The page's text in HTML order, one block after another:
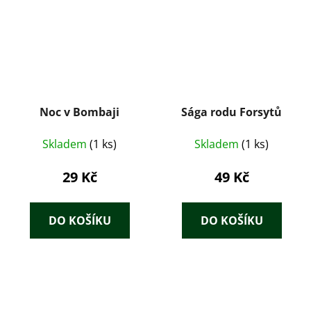
Noc v Bombaji
Skladem (1 ks)
29 Kč
DO KOŠÍKU
Sága rodu Forsytů
Skladem (1 ks)
49 Kč
DO KOŠÍKU